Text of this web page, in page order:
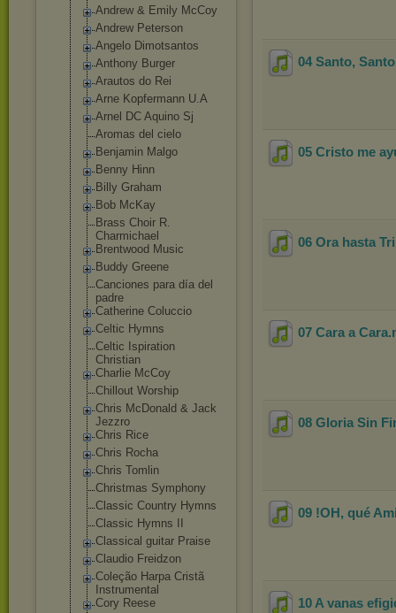
Andrew & Emily McCoy
Andrew Peterson
Angelo Dimotsantos
Anthony Burger
Arautos do Rei
Arne Kopfermann U.A
Arnel DC Aquino Sj
Aromas del cielo
Benjamin Malgo
Benny Hinn
Billy Graham
Bob McKay
Brass Choir R.
Charmichael
Brentwood Music
Buddy Greene
Canciones para día del
padre
Catherine Coluccio
Celtic Hymns
Celtic Ispiration
Christian
Charlie McCoy
Chillout Worship
Chris McDonald & Jack
Jezzro
Chris Rice
Chris Rocha
Chris Tomlin
Christmas Symphony
Classic Country Hymns
Classic Hymns II
Classical guitar Praise
Claudio Freidzon
Coleção Harpa Cristã
Instrumental
Cory Reese
04 Santo,
05 Cristo me
06 Ora hasta
07 Cara a Cara
08 Gloria Sin
09 !OH, qué
10 A vanas